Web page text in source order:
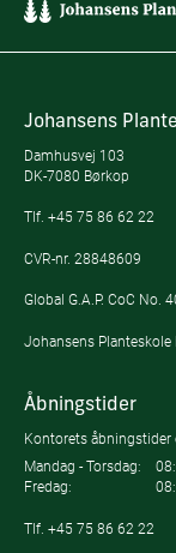
Johansens
Damhusvej 103
DK-7080 Børkop
Tlf. +45 75 86 62 22
CVR-nr. 28848609
Global G.A.P. CoC No.
Johansens Planteskole
Åbningstider
Kontorets åbningstider
Mandag - Torsdag:
Fredag:
Tlf. +45 75 86 62 22